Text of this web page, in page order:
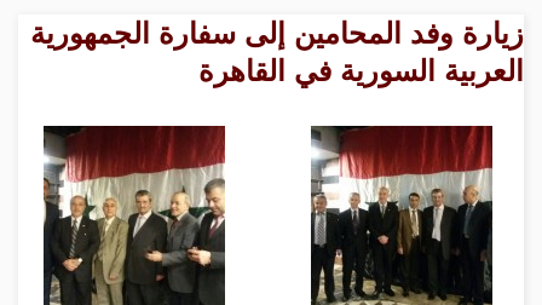
زيارة وفد المحامين إلى سفارة الجمهورية
العربية السورية في القاهرة